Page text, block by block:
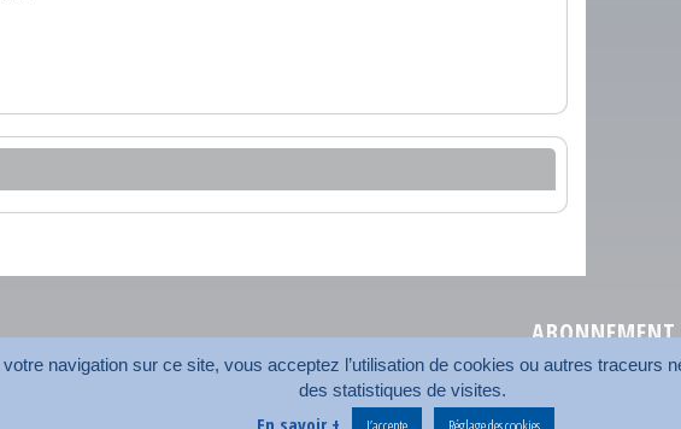
Plan du site
navigation sur ce site, vous acceptez l’utilisation de cookies ou autres traceurs
des statistiques de visites.
En savoir +